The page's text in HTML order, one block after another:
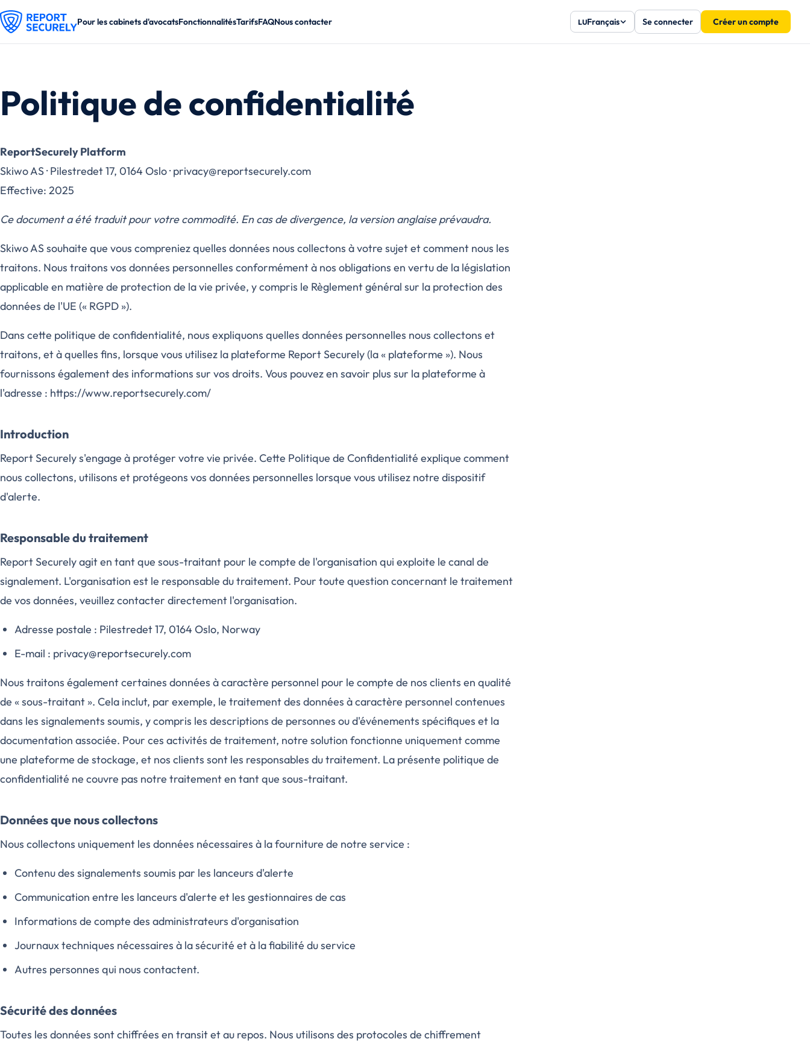
Pour les cabinets d'avocatsFonctionnalitésTarifsFAQNous contacter LUFrançais Se connecter Créer un compte
Politique de confidentialité
ReportSecurely Platform
Skiwo AS · Pilestredet 17, 0164 Oslo · privacy@reportsecurely.com
Effective: 2025
Ce document a été traduit pour votre commodité. En cas de divergence, la version anglaise prévaudra.
Skiwo AS souhaite que vous compreniez quelles données nous collectons à votre sujet et comment nous les
traitons. Nous traitons vos données personnelles conformément à nos obligations en vertu de la législation
applicable en matière de protection de la vie privée, y compris le Règlement général sur la protection des
données de l'UE (« RGPD »).
Dans cette politique de confidentialité, nous expliquons quelles données personnelles nous collectons et
traitons, et à quelles fins, lorsque vous utilisez la plateforme Report Securely (la « plateforme »). Nous
fournissons également des informations sur vos droits. Vous pouvez en savoir plus sur la plateforme à
l'adresse : https://www.reportsecurely.com/
Introduction
Report Securely s'engage à protéger votre vie privée. Cette Politique de Confidentialité explique comment
nous collectons, utilisons et protégeons vos données personnelles lorsque vous utilisez notre dispositif
d'alerte.
Responsable du traitement
Report Securely agit en tant que sous-traitant pour le compte de l'organisation qui exploite le canal de
signalement. L'organisation est le responsable du traitement. Pour toute question concernant le traitement
de vos données, veuillez contacter directement l'organisation.
Adresse postale : Pilestredet 17, 0164 Oslo, Norway
E-mail : privacy@reportsecurely.com
Nous traitons également certaines données à caractère personnel pour le compte de nos clients en qualité
de « sous-traitant ». Cela inclut, par exemple, le traitement des données à caractère personnel contenues
dans les signalements soumis, y compris les descriptions de personnes ou d'événements spécifiques et la
documentation associée. Pour ces activités de traitement, notre solution fonctionne uniquement comme
une plateforme de stockage, et nos clients sont les responsables du traitement. La présente politique de
confidentialité ne couvre pas notre traitement en tant que sous-traitant.
Données que nous collectons
Nous collectons uniquement les données nécessaires à la fourniture de notre service :
Contenu des signalements soumis par les lanceurs d'alerte
Communication entre les lanceurs d'alerte et les gestionnaires de cas
Informations de compte des administrateurs d'organisation
Journaux techniques nécessaires à la sécurité et à la fiabilité du service
Autres personnes qui nous contactent.
Sécurité des données
Toutes les données sont chiffrées en transit et au repos. Nous utilisons des protocoles de chiffrement